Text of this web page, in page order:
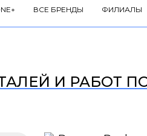
ВСЕ БРЕНДЫ ФИЛИАЛЫ
И РАБОТ